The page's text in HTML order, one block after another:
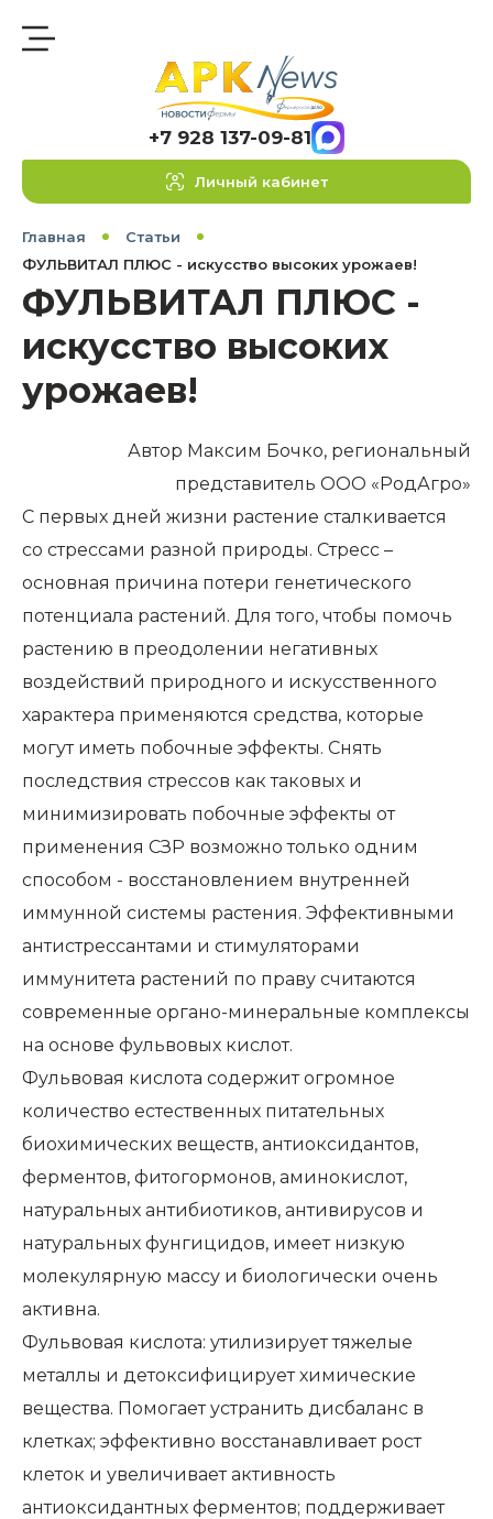
+7 928 137-09-81
Личный кабинет
Главная
Статьи
ФУЛЬВИТАЛ ПЛЮС - искусство высоких урожаев!
ФУЛЬВИТАЛ ПЛЮС -
искусство высоких
урожаев!
Автор Максим Бочко, региональный
представитель ООО «РодАгро»
С первых дней жизни растение сталкивается
со стрессами разной природы. Стресс –
основная причина потери генетического
потенциала растений. Для того, чтобы помочь
растению в преодолении негативных
воздействий природного и искусственного
характера применяются средства, которые
могут иметь побочные эффекты. Снять
последствия стрессов как таковых и
минимизировать побочные эффекты от
применения СЗР возможно только одним
способом - восстановлением внутренней
иммунной системы растения. Эффективными
антистрессантами и стимуляторами
иммунитета растений по праву считаются
современные органо-минеральные комплексы
на основе фульвовых кислот.
Фульвовая кислота содержит огромное
количество естественных питательных
биохимических веществ, антиоксидантов,
ферментов, фитогормонов, аминокислот,
натуральных антибиотиков, антивирусов и
натуральных фунгицидов, имеет низкую
молекулярную массу и биологически очень
активна.
Фульвовая кислота: утилизирует тяжелые
металлы и детоксифицирует химические
вещества. Помогает устранить дисбаланс в
клетках; эффективно восстанавливает рост
клеток и увеличивает активность
антиоксидантных ферментов; поддерживает